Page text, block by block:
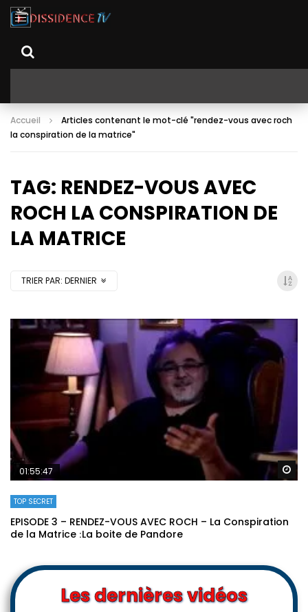
Accueil
Articles contenant le mot-clé "rendez-vous avec roch
la conspiration de la matrice"
TAG: RENDEZ-VOUS AVEC
ROCH LA CONSPIRATION DE
LA MATRICE
TRIER PAR: DERNIER
01:55:47
TOP SECRET
EPISODE 3 – RENDEZ-VOUS AVEC ROCH – La Conspiration
de la Matrice ׃ La boite de Pandore
Les dernières vidéos